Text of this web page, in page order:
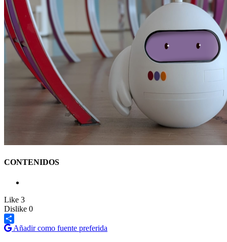
CONTENIDOS
Like 3
Dislike 0
Share
Añadir como fuente preferida